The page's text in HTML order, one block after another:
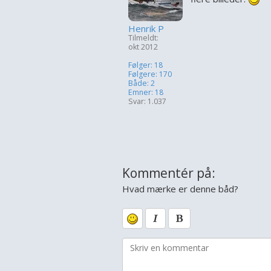
Henrik P
Tilmeldt:
okt 2012
Følger: 18
Følgere: 170
Både: 2
Emner: 18
Svar: 1.037
Kommentér på:
Hvad mærke er denne båd?